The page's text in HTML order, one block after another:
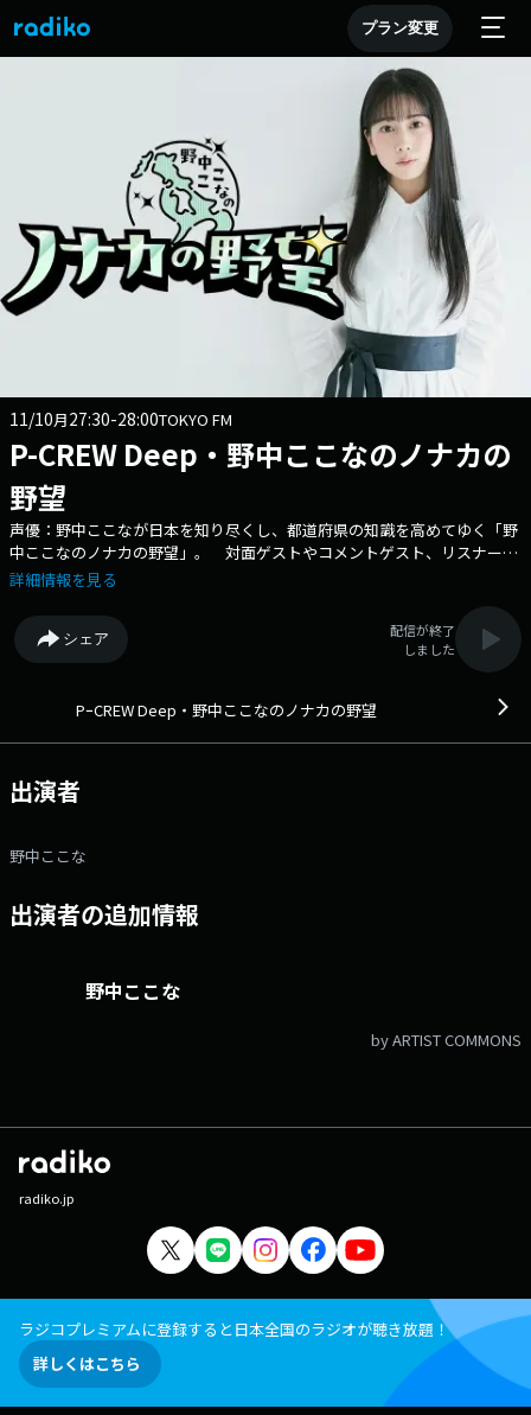
プラン変更
11/10月27:30-28:00TOKYO FM
P-CREW Deep・野中ここなのノナカの
野望
声優：野中ここなが日本を知り尽くし、都道府県の知識を高めてゆく「野
中ここなのノナカの野望」。 対面ゲストやコメントゲスト、リスナーの
情報・メッセージなどから、都道府県あるあるや観光スポット、グルメ情
にはアナタの力が必要不可欠！ 素敵な日本を再発見！パーソナリティ、
ゲスト、リスナーが三位一体となって「ノナカの野望」を実現することは
できるのか？ メンバーシップでは、特別コンテンツとして野中ここなが
スペシャルプランでは、クローズアップした都道府県を舞台にした脚本を
https://audee-membership.jp/cocona-nonaka メッセージフォーム：
https://www.tfm.co.jp/f/cocona-nonaka/message
詳細情報を見る
シェア
配信が終了
しました
PｰCREW Deep・野中ここなのノナカの野望
出演者
野中ここな
出演者の追加情報
野中ここな
by ARTIST COMMONS
radiko.jp
ラジコプレミアムに登録すると日本全国のラジオが聴き放題！
詳しくはこちら